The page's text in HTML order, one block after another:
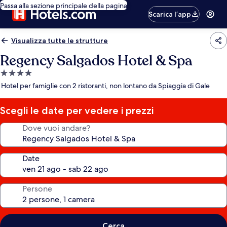
Passa alla sezione principale della pagina
Scarica l’app
Visualizza tutte le strutture
Regency Salgados Hotel & Spa
Struttura
a
stelle
Hotel per famiglie con 2 ristoranti, non lontano da Spiaggia di Gale
Scegli le date per vedere i prezzi
Dove vuoi andare?
Date
Persone